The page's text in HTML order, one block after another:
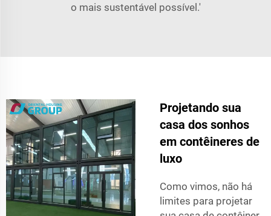
o mais sustentável possível.'
Projetando sua
casa dos sonhos
em contêineres de
luxo
Como vimos, não há
limites para projetar